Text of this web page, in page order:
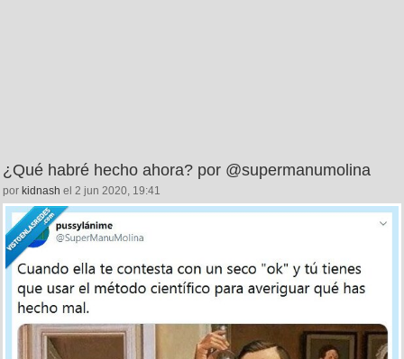
¿Qué habré hecho ahora? por @supermanumolina
por kidnash el 2 jun 2020, 19:41